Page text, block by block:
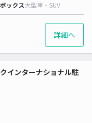
ックス大型車・SUV
詳細へ
インターナショナル駐